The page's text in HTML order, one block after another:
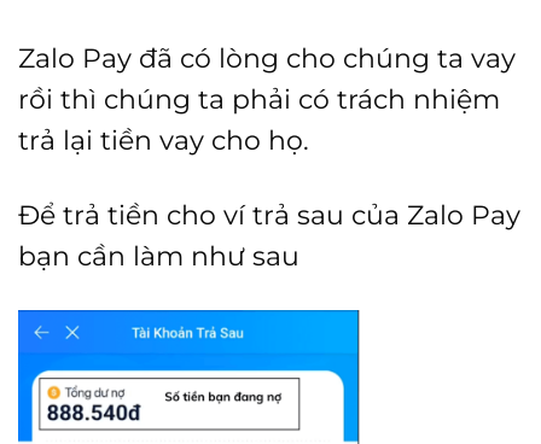
Zalo Pay đã có lòng cho chúng ta vay
rồi thì chúng ta phải có trách nhiệm
trả lại tiền vay cho họ.
Để trả tiền cho ví trả sau của Zalo Pay
bạn cần làm như sau